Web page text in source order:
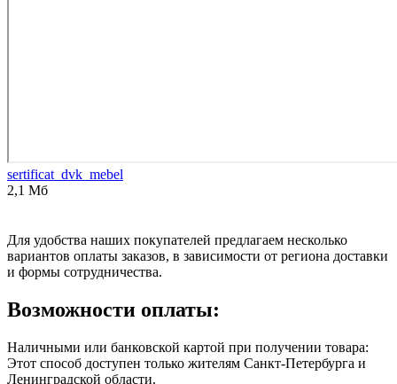
sertificat_dvk_mebel
2,1 Мб
Для удобства наших покупателей предлагаем несколько
вариантов оплаты заказов, в зависимости от региона доставки
и формы сотрудничества.
Возможности оплаты:
Наличными или банковской картой при получении товара:
Этот способ доступен только жителям Санкт-Петербурга и
Ленинградской области.